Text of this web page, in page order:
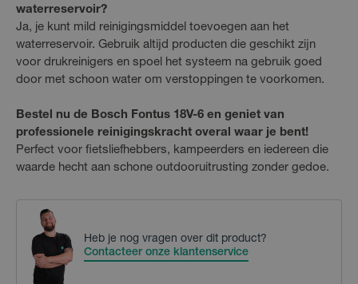
waterreservoir?
Ja, je kunt mild reinigingsmiddel toevoegen aan het
waterreservoir. Gebruik altijd producten die geschikt zijn
voor drukreinigers en spoel het systeem na gebruik goed
door met schoon water om verstoppingen te voorkomen.
Bestel nu de Bosch Fontus 18V-6 en geniet van
professionele reinigingskracht overal waar je bent!
Perfect voor fietsliefhebbers, kampeerders en iedereen die
waarde hecht aan schone outdooruitrusting zonder gedoe.
Heb je nog vragen over dit product?
Contacteer onze klantenservice